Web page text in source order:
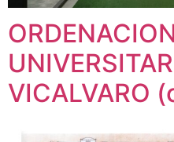
VICALVARO